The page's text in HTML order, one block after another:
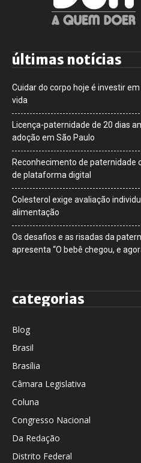
últimas notícias
Cuidar do corpo hoje é investir
vida
Licença-paternidade de 20 dias
adoção em São Paulo
Reconhecimento de paternidade
de plataforma digital
Colesterol exige avaliação
alimentação
Os desafios e as risadas da
apresenta “O bebê chegou, e
categorias
Blog
Brasil
Brasília
Câmara Legislativa
Coluna
Congresso Nacional
Da Redação
Distrito Federal